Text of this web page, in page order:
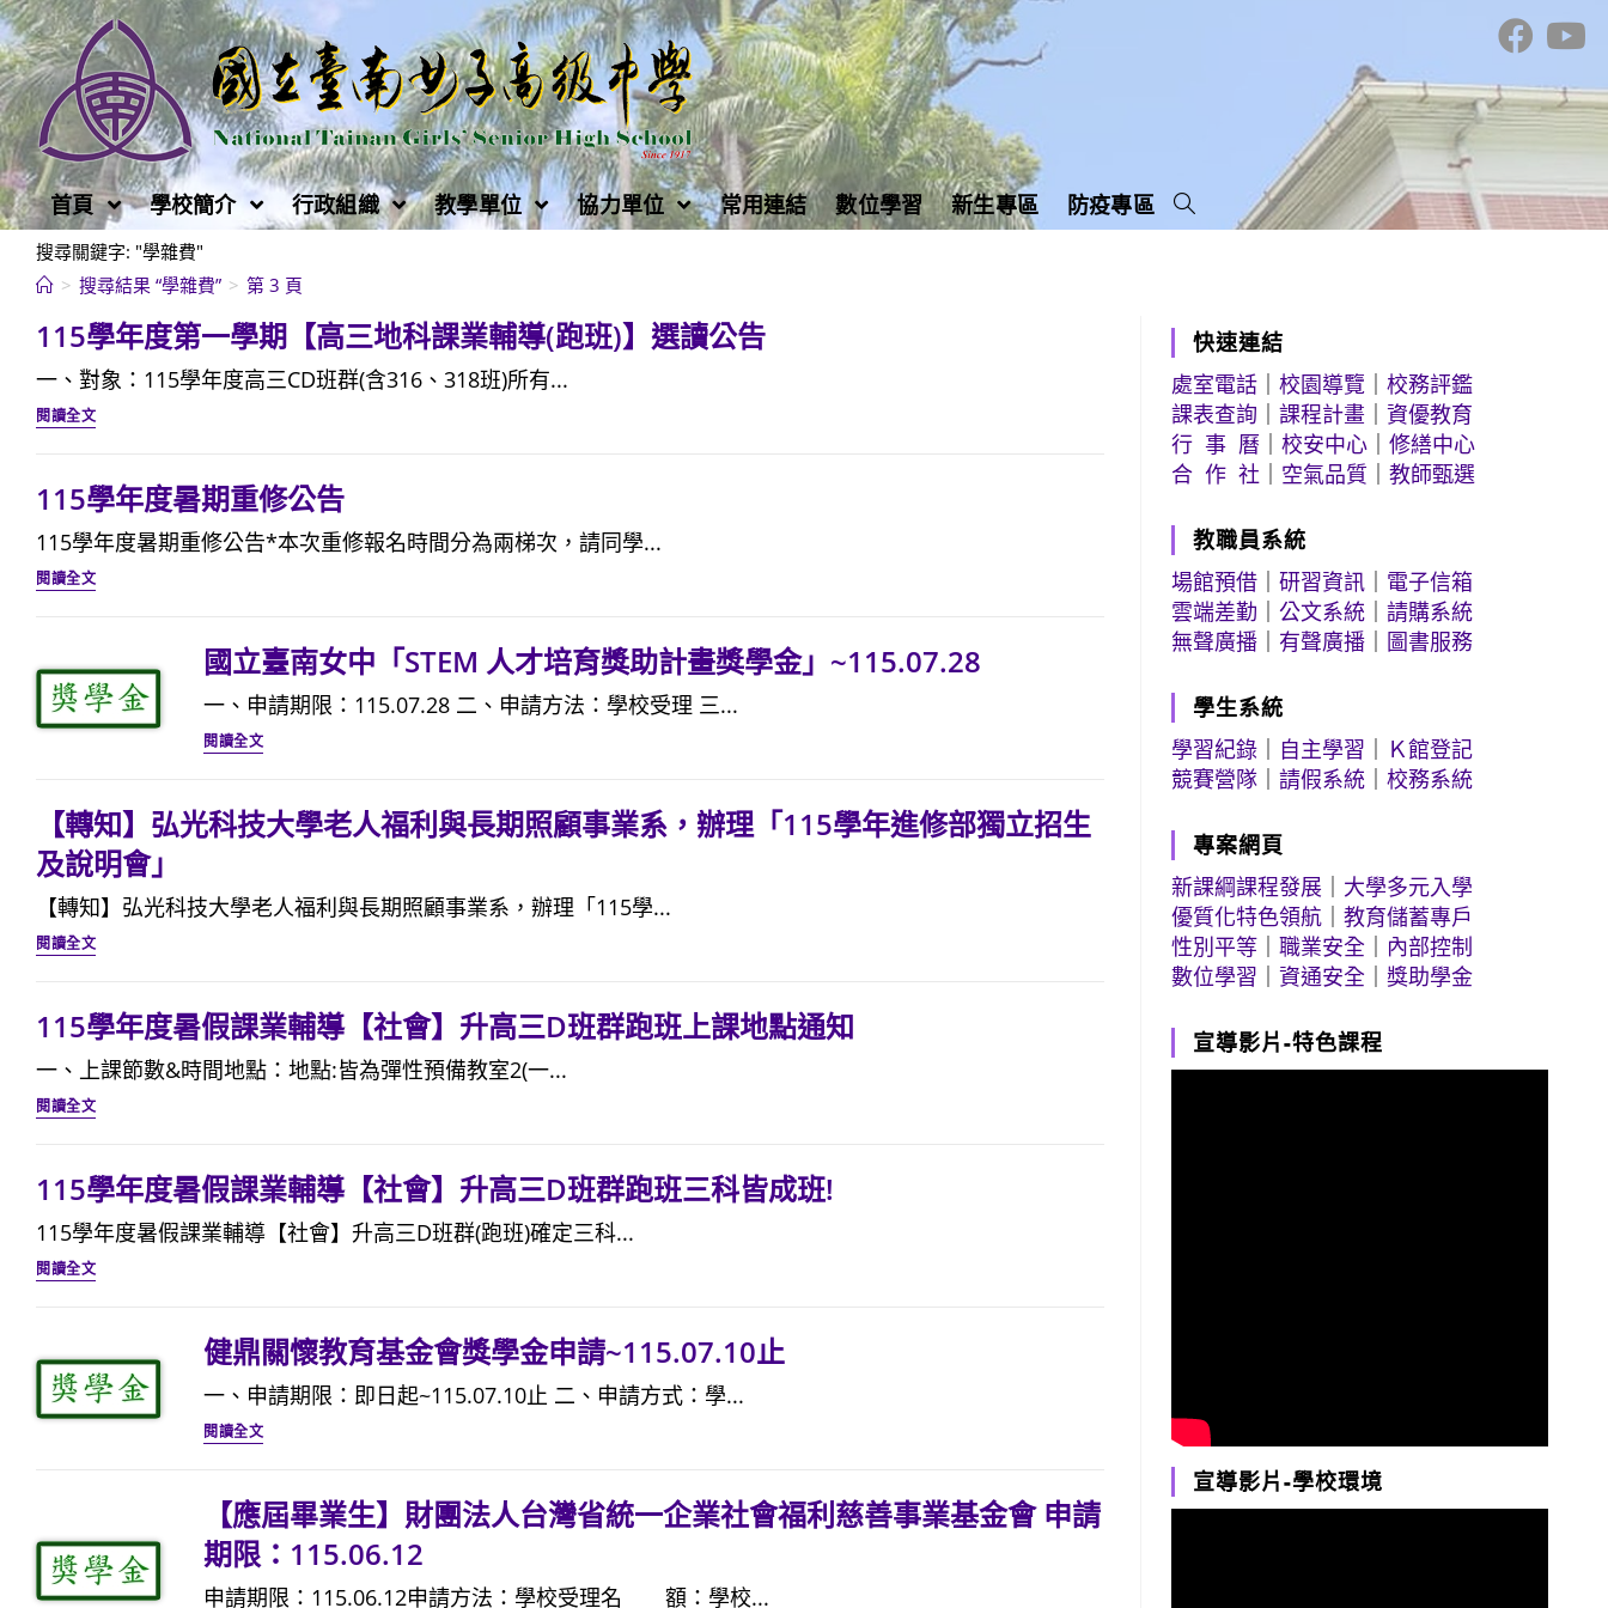
跳
轉
至
主
要
內
容
首頁 學校簡介 行政組織 教學單位 協力單位 常用連結 數位學習 新生專區 防疫專區
搜尋關鍵字: "學雜費"
> 搜尋結果 “學雜費” > 第 3 頁
115學年度第一學期【高三地科課業輔導(跑班)】選讀公告
一、對象：115學年度高三CD班群(含316、318班)所有...
閱讀全文115
年
度
第
一
【高
三
課
業
輔
導
(跑
選
讀
公
告
115學年度暑期重修公告
115學年度暑期重修公告*本次重修報名時間分為兩梯次，請同學...
閱讀全文115
度
暑
修
公
告
國立臺南女中「STEM 人才培育獎助計畫獎學金」~115.07.28
一、申請期限：115.07.28 二、申請方法：學校受理 三...
閱讀全文國
臺
南
中
才
培
育
計
畫
獎
~115.07.28
【轉知】弘光科技大學老人福利與長期照顧事業系，辦理「115學年進修部獨立招生
及說明會」
【轉知】弘光科技大學老人福利與長期照顧事業系，辦理「115學...
閱讀全文【轉
弘
光
科
技
學
老
人
福
長
期
業
系，
115學年度暑假課業輔導【社會】升高三D班群跑班上課地點通知
一、上課節數&時間地點：地點:皆為彈性預備教室2(一...
閱讀全文115
年
度
暑
假
輔
導
高
三
115學年度暑假課業輔導【社會】升高三D班群跑班三科皆成班!
115學年度暑假課業輔導【社會】升高三D班群(跑班)確定三科...
閱讀全文115
度
暑
輔
導
【社
健鼎關懷教育基金會獎學金申請~115.07.10止
一、申請期限：即日起~115.07.10止 二、申請方式：學...
閱讀全文健
關
懷
教
育
【應屆畢業生】財團法人台灣省統一企業社會福利慈善事業基金會 申請
期限：115.06.12
申請期限：115.06.12申請方法：學校受理名 額：學校...
快速連結
處室電話 ｜校園導覽 ｜校務評鑑
課表查詢 ｜課程計畫 ｜資優教育
行 事 曆 ｜校安中心 ｜修繕中心
合 作 社
空氣品質 ｜教師甄選
教職員系統
場館預借 ｜研習資訊
電子信箱
雲端差勤 ｜公文系統 ｜請購系統
無聲廣播
有聲廣播 圖書服務
學生系統
學習紀錄
自主學習
Ｋ館登記
競賽營隊 ｜請假系統 ｜校務系統
專案網頁
新課綱課程發展
大學多元入學
優質化特色領航 ｜教育儲蓄專戶
性別平等 ｜職業安全
內部控制
數位學習 ｜資通安全 ｜獎助學金
宣導影片-特色課程
宣導影片-學校環境